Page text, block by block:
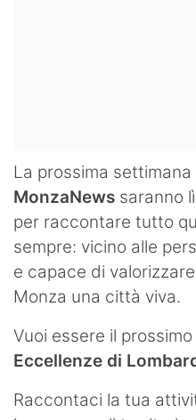
La prossima
MonzaNews saranno
per raccontare tutto
sempre: vicino alle
e capace di
Monza una città viva.
Vuoi essere il
Eccellenze di
Raccontaci la tua